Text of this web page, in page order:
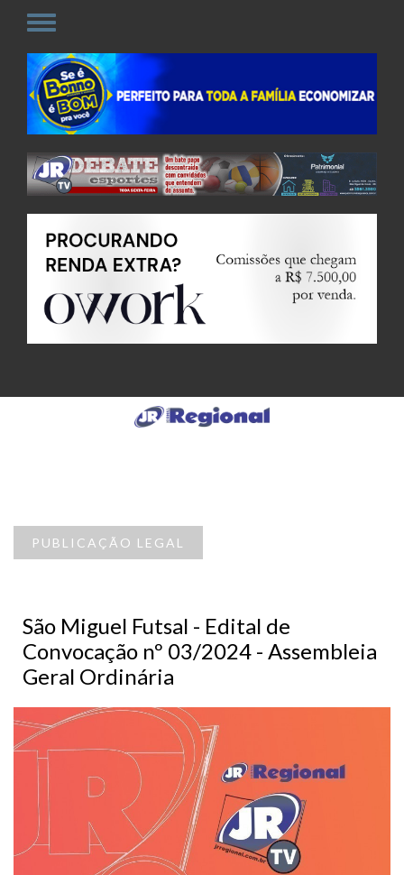
PUBLICAÇÃO LEGAL
São Miguel Futsal - Edital de
Convocação nº 03/2024 - Assembleia
Geral Ordinária